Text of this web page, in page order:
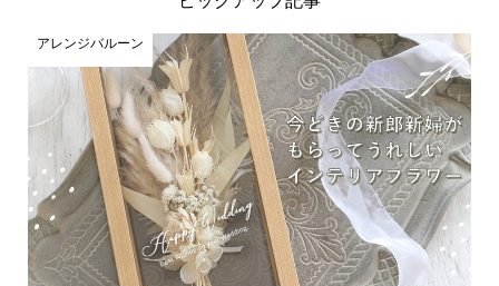
アレンジバルーン